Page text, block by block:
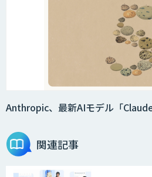
音声・画像・
法人向けAIド
ト」
Anthropic、最新AIモデル「
関連記事